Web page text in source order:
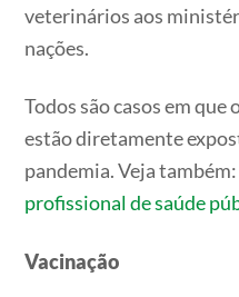
veterinários aos
nações.
Todos são casos em
estão diretamente
pandemia. Veja
profissional de saúde
Vacinação